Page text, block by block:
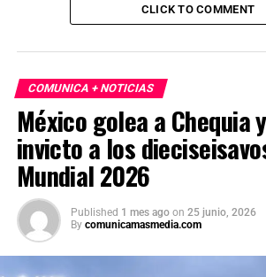
CLICK TO COMMENT
COMUNICA + NOTICIAS
México golea a Chequia
invicto a los
Mundial 2026
Published 1 mes ago on 25 junio, 2026
By comunicamasmedia.com